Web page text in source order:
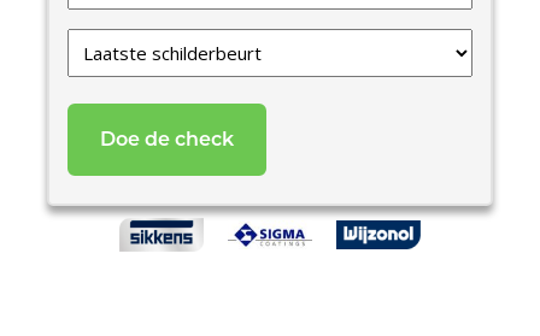
*
schilderbeurt